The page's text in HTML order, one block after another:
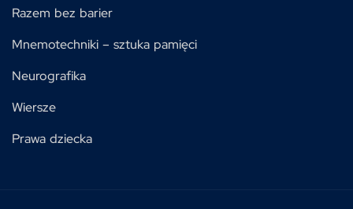
Razem bez barier
Mnemotechniki – sztuka pamięci
Neurografika
Wiersze
Prawa dziecka